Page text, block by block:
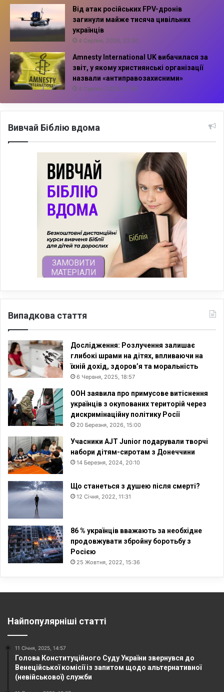
Від атак російських FPV-дронів
загинули майже тисяча цивільних
українців
4 Серпня, 2026, 22:30
Amnesty International UK вибачилася за
звіт, у якому християнські організації
назвали «антиправозахисними»
4 Серпня, 2026, 21:38
Вивчай Біблію вдома
Випадкова стаття
Дослідження: Розлучення залишає
глибокі шрами на дітях, впливаючи на
їхній дохід, здоров’я та моральність
6 Червня, 2025, 18:57
ООН заявила про примусове витіснення
українців з окупованих територій через
дискримінаційну політику Росії
20 Березня, 2026, 15:00
Учасники AJT Junior подарували творчі
набори дітям-сиротам з Донеччини
14 Березня, 2024, 20:10
Що станеться з душею після смерті?
12 Січня, 2022, 11:31
86 % українців вважають за необхідне
продовжувати збройну боротьбу з
Росією
25 Жовтня, 2022, 15:36
Найпопулярніші статті
11 Січня, 2025, 14:57
Голова Конституційного Суду України звернувся до
Венеційської комісії із запитом щодо альтернативної
(невійськової) служби